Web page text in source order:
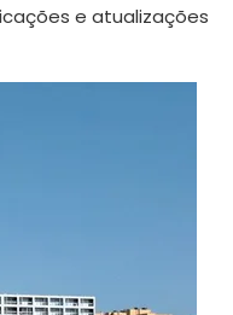
e atualizações